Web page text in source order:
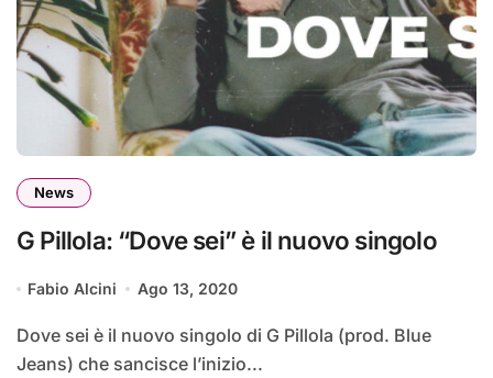
News
G Pillola: “Dove sei” è il nuovo singolo
Fabio Alcini Ago 13, 2020
Dove sei è il nuovo singolo di G Pillola (prod. Blue
Jeans) che sancisce l’inizio...